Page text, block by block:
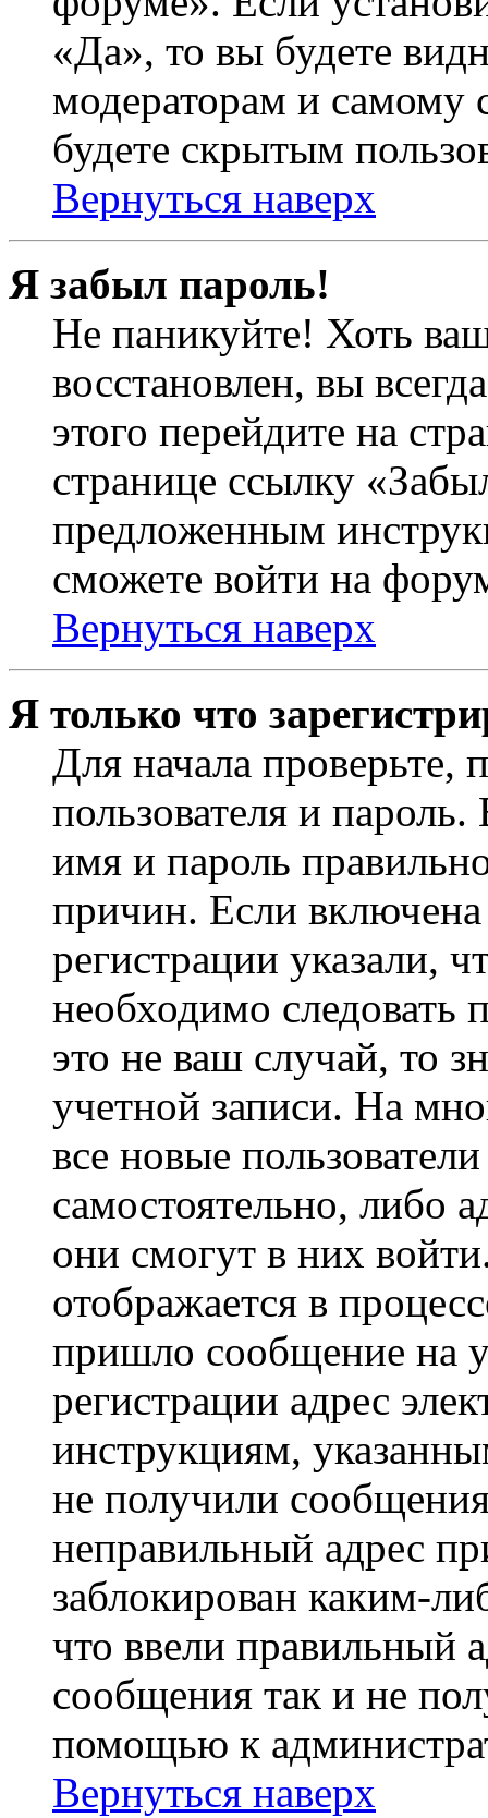
«Да», то вы будете
модераторам и самому
будете скрытым
Вернуться наверх
Я забыл пароль!
Не паникуйте! Хоть
восстановлен, вы
этого перейдите на
странице ссылку
предложенным
сможете войти на
Вернуться наверх
Я только что
Для начала проверьте,
пользователя и
имя и пароль
причин. Если
регистрации указали,
необходимо
это не ваш случай, то
учетной записи. На
все новые
самостоятельно, либо
они смогут в них
отображается в
пришло сообщение на
регистрации адрес
инструкциям,
не получили
неправильный адрес
заблокирован каким-
что ввели правильный
сообщения так и не
помощью к
Вернуться наверх